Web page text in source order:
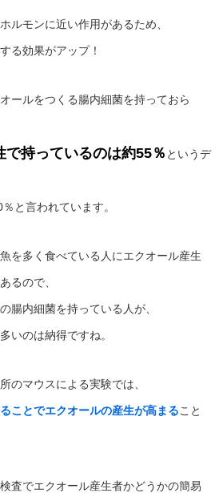
ルモンに近い作用があるため、
る効果がアップ！
ールをつくる腸内細菌を持っておら
で持っているのは約55％ というデ
と言われています。
を多く食べている人にエクオール産生
るので、
腸内細菌を持っている人が、
いのは納得ですね。
のマウスによる実験では、
ことでエクオールの産生が高まること
査でエクオール産生者かどうかの簡易